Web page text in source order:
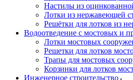
Настилы из
Лотки из нержавеющей
Решётки для лотков из
Водоотведение с мостовых и
Лотки мостовых
Решетки для лотков
Трапы для мостовых
Корзинки для лотков
Инженерное строительство